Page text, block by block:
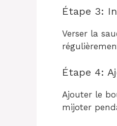
Étape 3:
Verser la
Étape 4:
Ajouter le
mijoter